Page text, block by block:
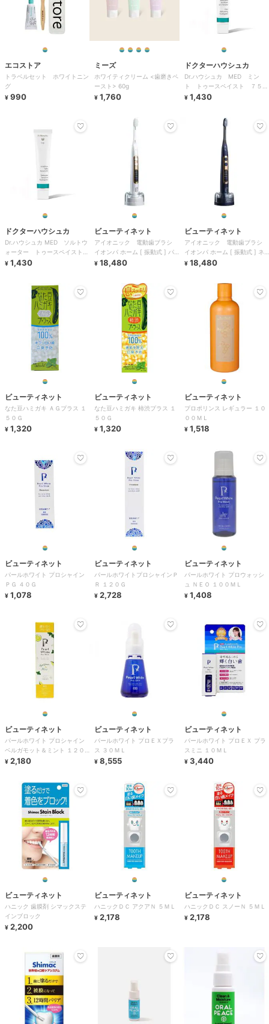
エコストア
トラベルセット ホワイトニン
グ
¥ 990
ミーズ
ホワイティクリーム <歯磨きペ
ースト> 60g
¥ 1,760
ドクターハウシュカ
Dr.ハウシュカ MED ミン
ト トゥースペイスト ７５ｍ
ｌ
¥ 1,430
ドクターハウシュカ
Dr.ハウシュカ MED ソルトウ
ォーター トゥースペイスト
７５ｍｌ
¥ 1,430
ビューティネット
アイオニック 電動歯ブラシ
イオンパ ホーム [ 振動式 ] パ
ールホワイト
¥ 18,480
ビューティネット
アイオニック 電動歯ブラシ
イオンパ ホーム [ 振動式 ] ネ
イビーブルー
¥ 18,480
ビューティネット
なた豆ハミガキ ＡＧプラス １
５０Ｇ
¥ 1,320
ビューティネット
なた豆ハミガキ 柿渋プラス １
５０Ｇ
¥ 1,320
ビューティネット
プロポリンス レギュラー １０
００ＭＬ
¥ 1,518
ビューティネット
パールホワイト プロシャイン
ＰＧ ４０Ｇ
¥ 1,078
ビューティネット
パールホワイトプロシャインＰ
Ｒ １２０Ｇ
¥ 2,728
ビューティネット
パールホワイト プロウォッシ
ュ ＮＥＯ １００ＭＬ
¥ 1,408
ビューティネット
パールホワイト プロシャイン
ベルガモット＆ミント １２０
Ｇ
¥ 2,180
ビューティネット
パールホワイト プロＥＸプラ
ス ３０ＭＬ
¥ 8,555
ビューティネット
パールホワイト プロＥＸ プラ
スミニ １０ＭＬ
¥ 3,440
ビューティネット
ハニック 歯膜剤 シマックステ
インブロック
¥ 2,200
ビューティネット
ハニックＤＣ アクアＮ ５ＭＬ
¥ 2,178
ビューティネット
ハニックＤＣ スノーＮ ５ＭＬ
¥ 2,178